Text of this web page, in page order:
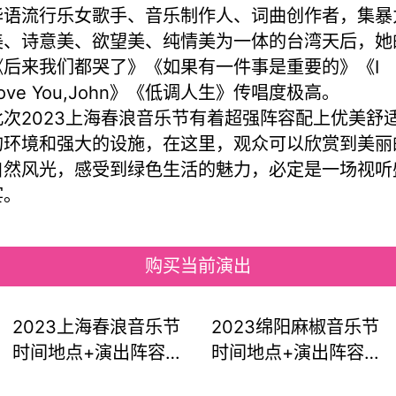
流行乐女歌手、音乐制作人、词曲创作者，集暴
诗意美、欲望美、纯情美为一体的台湾天后，她
来我们都哭了》《如果有一件事是重要的》《I
You,John》《低调人生》传唱度极高。
2023上海春浪音乐节有着超强阵容配上优美舒
境和强大的设施，在这里，观众可以欣赏到美丽
风光，感受到绿色生活的魅力，必定是一场视听
购买当前演出
2023上海春浪音乐节
时间地点+演出阵容
2023绵阳麻椒音乐节
时间地点+演出阵容